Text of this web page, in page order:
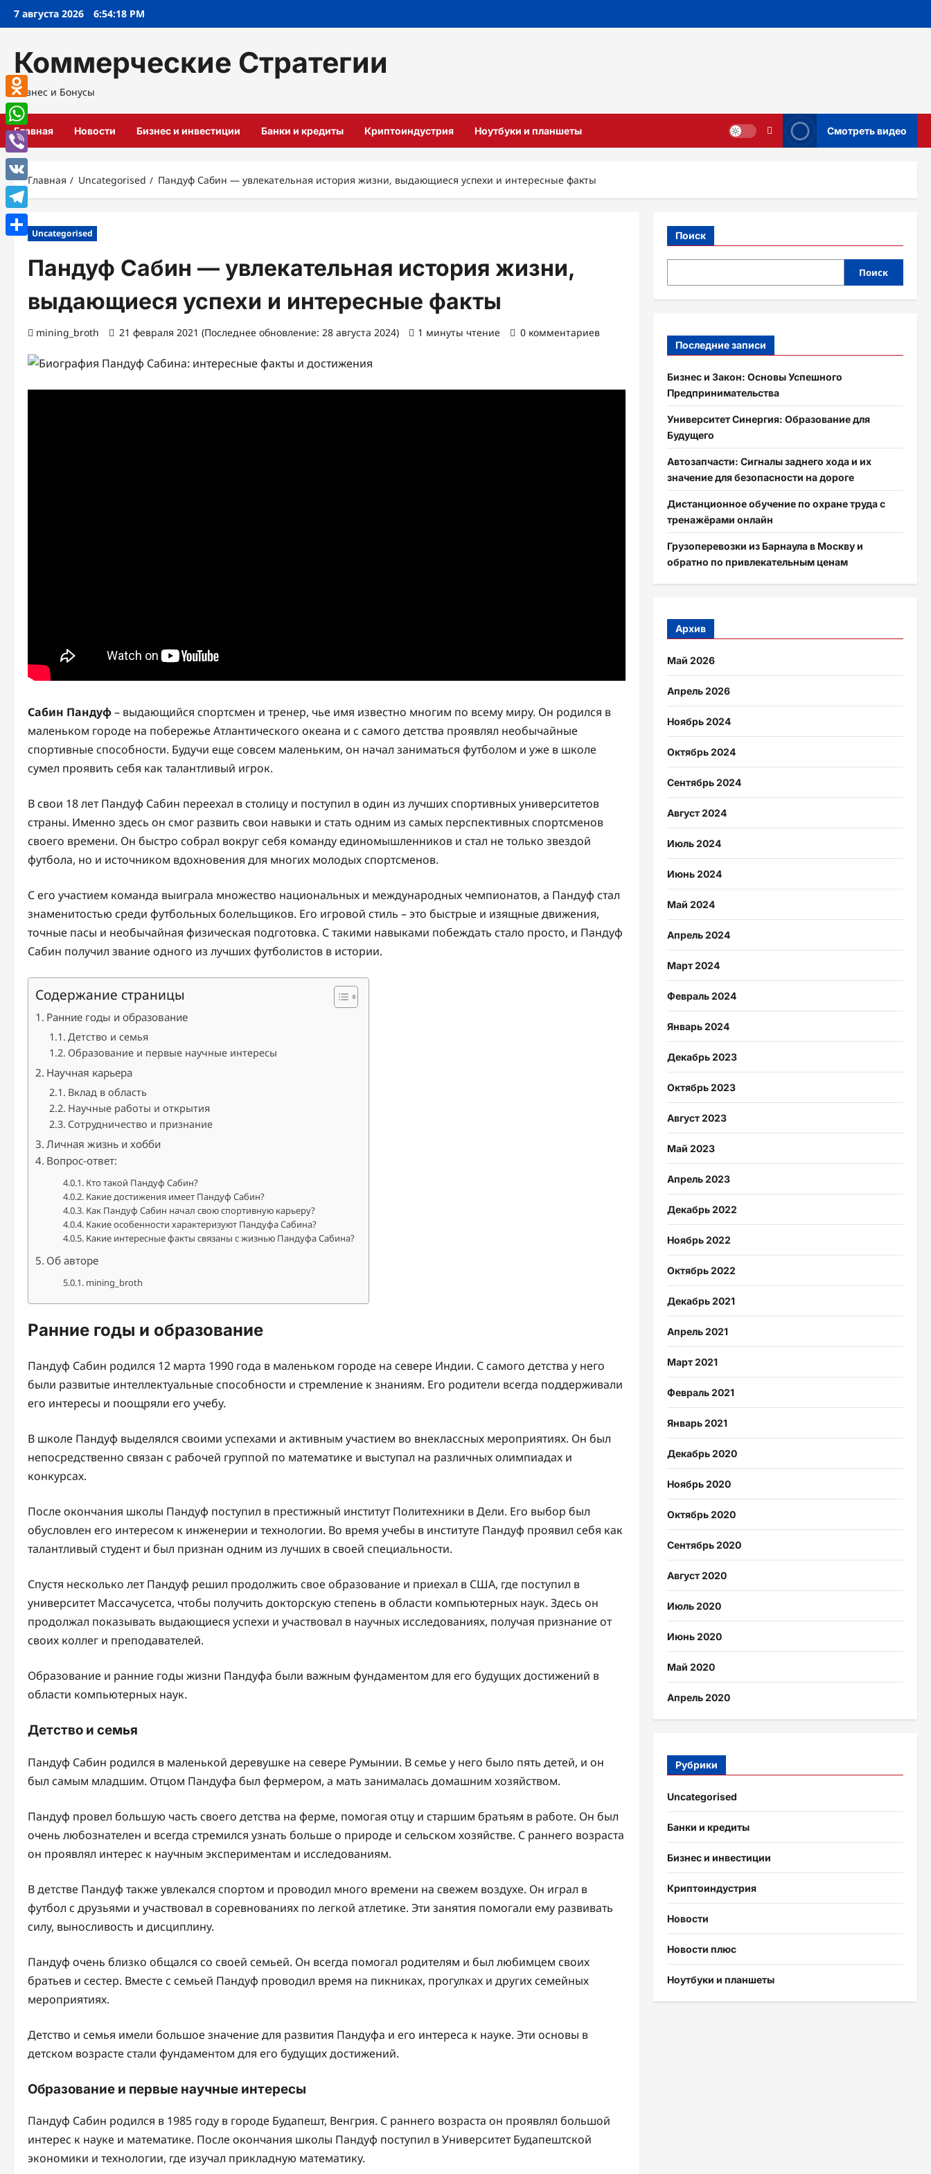
Перейти
7 августа 2026 6:54:18 PM
Коммерческие Стратегии
Бизнес и Бонусы
Главная Новости Бизнес и инвестиции Банки и кредиты Криптоиндустрия Ноутбуки и планшеты Смотреть видео
Главная Uncategorised Пандуф Сабин — увлекательная история жизни, выдающиеся успехи и интересные факты
Uncategorised
Пандуф Сабин — увлекательная история жизни,
выдающиеся успехи и интересные факты
mining_broth 21 февраля 2021 (Последнее обновление: 28 августа 2024) 1 минуты чтение 0 комментариев
Сабин Пандуф– выдающийся спортсмен и тренер, чье имя известно многим по всему миру. Он родился в
маленьком городе на побережье Атлантического океана и с самого детства проявлял необычайные
спортивные способности. Будучи еще совсем маленьким, он начал заниматься футболом и уже в школе
сумел проявить себя как талантливый игрок.
В свои 18 лет Пандуф Сабин переехал в столицу и поступил в один из лучших спортивных университетов
страны. Именно здесь он смог развить свои навыки и стать одним из самых перспективных спортсменов
своего времени. Он быстро собрал вокруг себя команду единомышленников и стал не только звездой
футбола, но и источником вдохновения для многих молодых спортсменов.
С его участием команда выиграла множество национальных и международных чемпионатов, а Пандуф стал
знаменитостью среди футбольных болельщиков. Его игровой стиль – это быстрые и изящные движения,
точные пасы и необычайная физическая подготовка. С такими навыками побеждать стало просто, и Пандуф
Сабин получил звание одного из лучших футболистов в истории.
Содержание страницы
Ранние годы и образование
Детство и семья
Образование и первые научные интересы
Научная карьера
Вклад в область
Научные работы и открытия
Сотрудничество и признание
Личная жизнь и хобби
Вопрос-ответ:
Кто такой Пандуф Сабин?
Какие достижения имеет Пандуф Сабин?
Как Пандуф Сабин начал свою спортивную карьеру?
Какие особенности характеризуют Пандуфа Сабина?
Какие интересные факты связаны с жизнью Пандуфа Сабина?
Об авторе
mining_broth
Ранние годы и образование
Пандуф Сабин родился 12 марта 1990 года в маленьком городе на севере Индии. С самого детства у него
были развитые интеллектуальные способности и стремление к знаниям. Его родители всегда поддерживали
его интересы и поощряли его учебу.
В школе Пандуф выделялся своими успехами и активным участием во внеклассных мероприятиях. Он был
непосредственно связан с рабочей группой по математике и выступал на различных олимпиадах и
конкурсах.
После окончания школы Пандуф поступил в престижный институт Политехники в Дели. Его выбор был
обусловлен его интересом к инженерии и технологии. Во время учебы в институте Пандуф проявил себя как
талантливый студент и был признан одним из лучших в своей специальности.
Спустя несколько лет Пандуф решил продолжить свое образование и приехал в США, где поступил в
университет Массачусетса, чтобы получить докторскую степень в области компьютерных наук. Здесь он
продолжал показывать выдающиеся успехи и участвовал в научных исследованиях, получая признание от
своих коллег и преподавателей.
Образование и ранние годы жизни Пандуфа были важным фундаментом для его будущих достижений в
области компьютерных наук.
Детство и семья
Пандуф Сабин родился в маленькой деревушке на севере Румынии. В семье у него было пять детей, и он
был самым младшим. Отцом Пандуфа был фермером, а мать занималась домашним хозяйством.
Пандуф провел большую часть своего детства на ферме, помогая отцу и старшим братьям в работе. Он был
очень любознателен и всегда стремился узнать больше о природе и сельском хозяйстве. С раннего возраста
он проявлял интерес к научным экспериментам и исследованиям.
В детстве Пандуф также увлекался спортом и проводил много времени на свежем воздухе. Он играл в
футбол с друзьями и участвовал в соревнованиях по легкой атлетике. Эти занятия помогали ему развивать
силу, выносливость и дисциплину.
Пандуф очень близко общался со своей семьей. Он всегда помогал родителям и был любимцем своих
братьев и сестер. Вместе с семьей Пандуф проводил время на пикниках, прогулках и других семейных
мероприятиях.
Детство и семья имели большое значение для развития Пандуфа и его интереса к науке. Эти основы в
детском возрасте стали фундаментом для его будущих достижений.
Образование и первые научные интересы
Пандуф Сабин родился в 1985 году в городе Будапешт, Венгрия. С раннего возраста он проявлял большой
интерес к науке и математике. После окончания школы Пандуф поступил в Университет Будапештской
экономики и технологии, где изучал прикладную математику.
Поиск
Поиск
Последние записи
Бизнес и Закон: Основы Успешного
Предпринимательства
Университет Синергия: Образование для
Будущего
Автозапчасти: Сигналы заднего хода и их
значение для безопасности на дороге
Дистанционное обучение по охране труда с
тренажёрами онлайн
Грузоперевозки из Барнаула в Москву и
обратно по привлекательным ценам
Архив
Май 2026
Апрель 2026
Ноябрь 2024
Октябрь 2024
Сентябрь 2024
Август 2024
Июль 2024
Июнь 2024
Май 2024
Апрель 2024
Март 2024
Февраль 2024
Январь 2024
Декабрь 2023
Октябрь 2023
Август 2023
Май 2023
Апрель 2023
Декабрь 2022
Ноябрь 2022
Октябрь 2022
Декабрь 2021
Апрель 2021
Март 2021
Февраль 2021
Январь 2021
Декабрь 2020
Ноябрь 2020
Октябрь 2020
Сентябрь 2020
Август 2020
Июль 2020
Июнь 2020
Май 2020
Апрель 2020
Рубрики
Uncategorised
Банки и кредиты
Бизнес и инвестиции
Криптоиндустрия
Новости
Новости плюс
Ноутбуки и планшеты
Odnoklassniki
WhatsApp
Viber
VK
Telegram